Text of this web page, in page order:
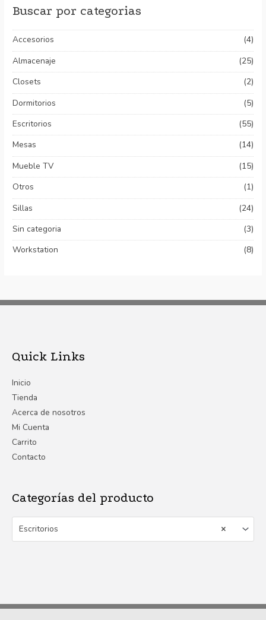
Buscar por categorias
Accesorios
(4)
Almacenaje
(25)
Closets
(2)
Dormitorios
(5)
Escritorios
(55)
Mesas
(14)
Mueble TV
(15)
Otros
(1)
Sillas
(24)
Sin categoria
(3)
Workstation
(8)
Quick Links
Inicio
Tienda
Acerca de nosotros
Mi Cuenta
Carrito
Contacto
Categorías del producto
×
Escritorios